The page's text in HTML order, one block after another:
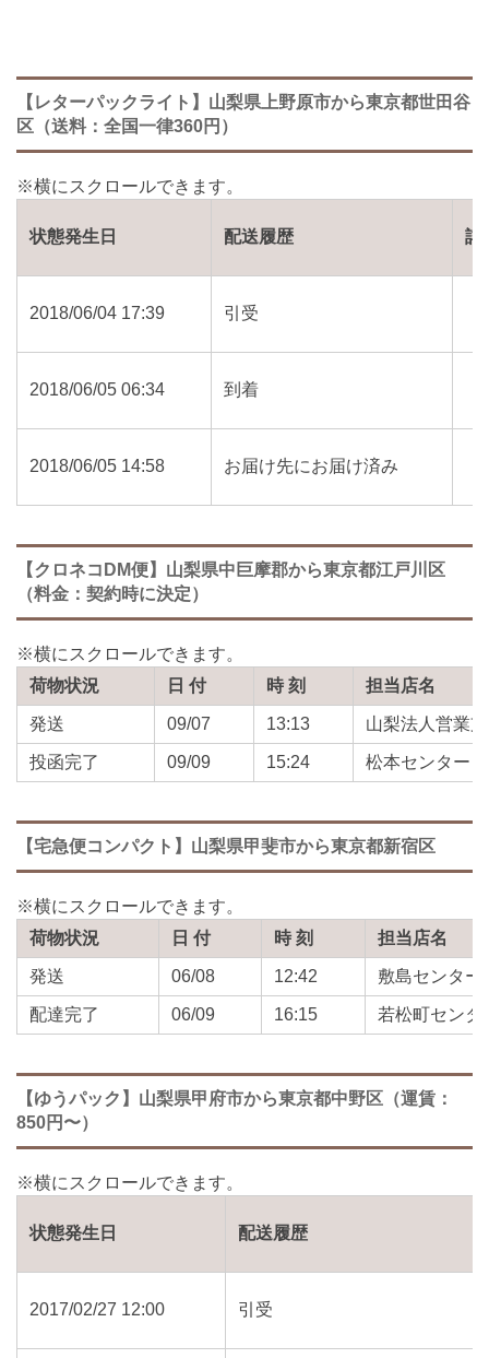
【レターパックライト】山梨県上野原市から東京都世田谷
区（送料：全国一律360円）
状態発生日 配送履歴 詳
2018/06/04 17:39 引受
2018/06/05 06:34 到着
2018/06/05 14:58 お届け先にお届け済み
【クロネコDM便】山梨県中巨摩郡から東京都江戸川区
（料金：契約時に決定）
荷物状況 日 付 時 刻 担当店名
発送 09/07 13:13 山梨法人営業
投函完了 09/09 15:24 松本センター
【宅急便コンパクト】山梨県甲斐市から東京都新宿区
荷物状況 日 付 時 刻 担当店名
発送 06/08 12:42 敷島センター
配達完了 06/09 16:15 若松町センタ
【ゆうパック】山梨県甲府市から東京都中野区（運賃：
850円〜）
状態発生日 配送履歴
2017/02/27 12:00 引受